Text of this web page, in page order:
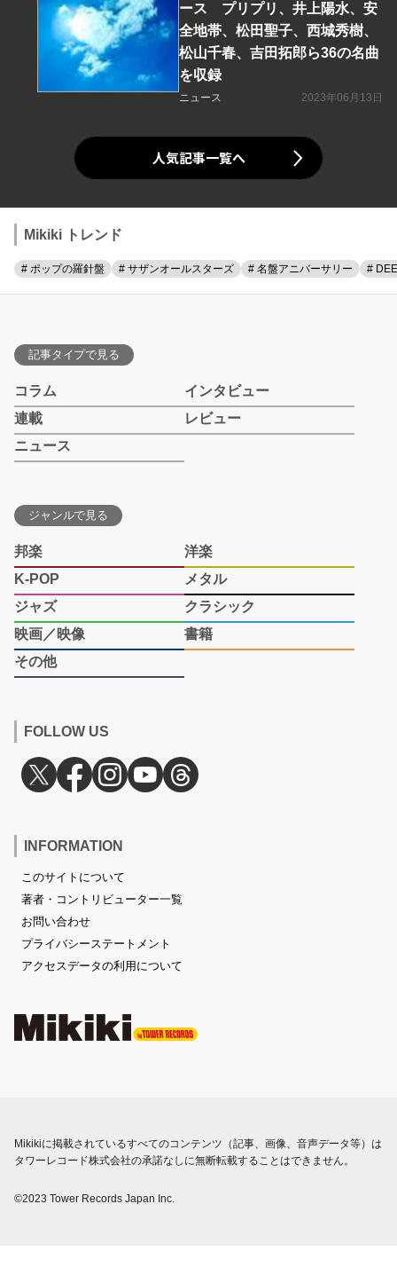
ース プリプリ、井上陽水、安
全地帯、松田聖子、西城秀樹、
松山千春、吉田拓郎ら36の名曲
を収録
ニュース 2023年06月13日
人気記事一覧へ
Mikiki トレンド
# ポップの羅針盤 # サザンオールスターズ # 名盤アニバーサリー #
記事タイプで見る
コラム
インタビュー
連載
レビュー
ニュース
ジャンルで見る
邦楽
洋楽
K-POP
メタル
ジャズ
クラシック
映画／映像
書籍
その他
FOLLOW US
INFORMATION
このサイトについて
著者・コントリビューター一覧
お問い合わせ
プライバシーステートメント
アクセスデータの利用について
Mikikiに掲載されているすべてのコンテンツ（記事、画像、音声データ等）は
タワーレコード株式会社の承諾なしに無断転載することはできません。
©2023 Tower Records Japan Inc.